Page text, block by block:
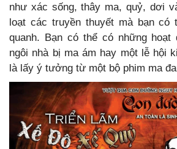
như xác sống, thây ma, quỷ, dơi
loạt các truyền thuyết mà bạn có
quanh. Bạn có thể có những hoạt
ngôi nhà bị ma ám hay một lễ hội
là lấy ý tưởng từ một bộ phim ma